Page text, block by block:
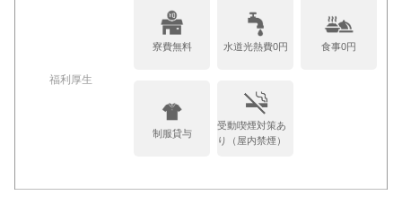
福利厚生
寮費無料 水道光熱費0円 食事0円
制服貸与
受動喫煙対策あ
り（屋内禁煙）